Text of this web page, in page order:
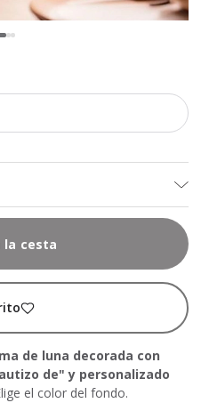
la cesta
de luna decorada con
de" y personalizado
el color del fondo.